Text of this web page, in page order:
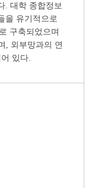
. 대학 종합정보
을 유기적으로
구축되었으며
, 외부망과의 연
있다.